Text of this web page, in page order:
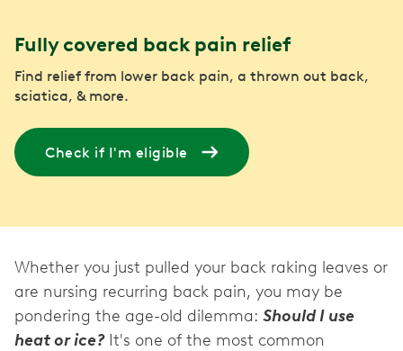
Fully covered back pain relief
Find relief from lower back pain, a thrown out back,
sciatica, & more.
Check if I'm eligible
Whether you just pulled your back raking leaves or
are nursing recurring back pain, you may be
pondering the age-old dilemma: Should I use
heat or ice?It's one of the most common